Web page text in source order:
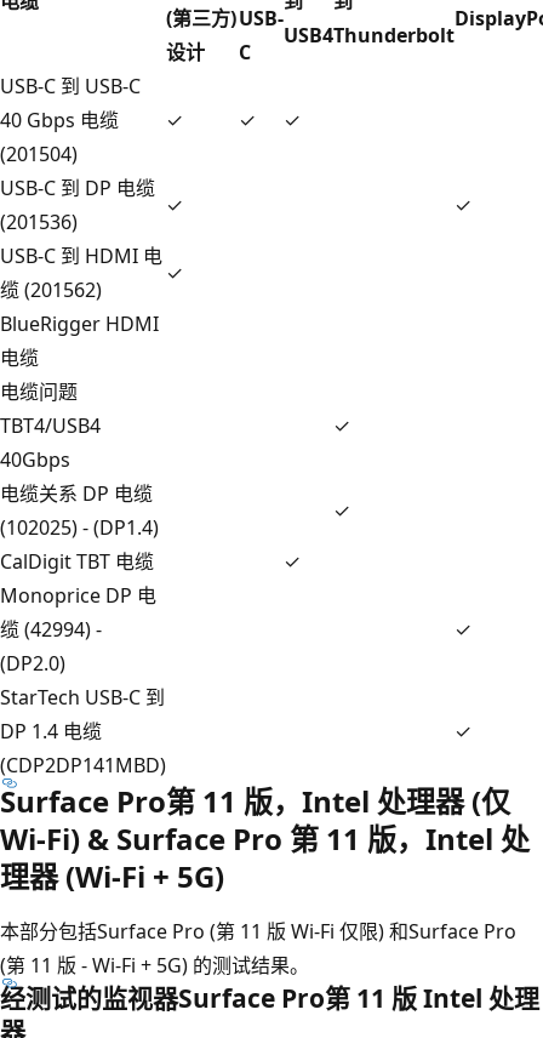
(第三方)
设计
USB-
C
USB4Thunderbolt
USB-C 到 USB-C
40 Gbps 电缆
(201504)
✓ ✓ ✓
USB-C 到 DP 电缆
(201536)
✓
✓
USB-C 到 HDMI 电
缆 (201562)
✓
BlueRigger HDMI
电缆
电缆问题
TBT4/USB4
40Gbps
✓
电缆关系 DP 电缆
(102025) - (DP1.4)
✓
CalDigit TBT 电缆
✓
Monoprice DP 电
缆 (42994) -
(DP2.0)
✓
StarTech USB-C 到
DP 1.4 电缆
(CDP2DP141MBD)
✓
Surface Pro第 11 版，Intel 处理器 (仅
Wi-Fi) & Surface Pro 第 11 版，Intel 处
理器 (Wi-Fi + 5G)
本部分包括Surface Pro (第 11 版 Wi-Fi 仅限) 和Surface Pro
(第 11 版 - Wi-Fi + 5G) 的测试结果。
经测试的监视器Surface Pro第 11 版 Intel 处理
器